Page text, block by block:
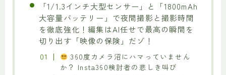
「1/1.3インチ大型センサー」と「1800mAh
大容量バッテリー」で夜間撮影と撮影時間
を徹底強化！編集はAI任せで最高の瞬間を
切り出す「映像の保険」だゾ！
360度カメラ沼にハマっていません
か？ Insta360検討者の悲しき叫び